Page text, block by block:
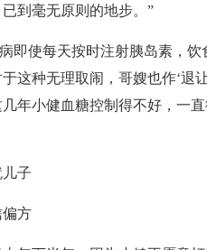
到毫无原则的地步。”
使每天按时注射胰岛素，饮
于这种无理取闹，哥嫂也作‘
年小健血糖控制得不好，一
子
方